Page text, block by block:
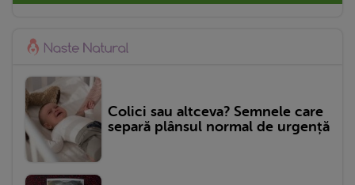
Colici sau altceva? Semnele care
separă plânsul normal de urgență